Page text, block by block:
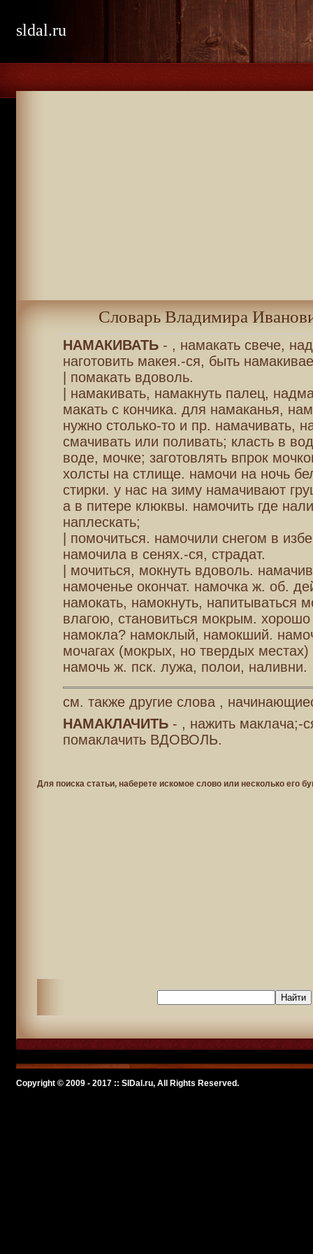
sldal.ru
Словарь Владимира
НАМАКИВАТЬ- , намакать свече,
наготовить макея.-ся, быть
| помакать вдоволь.
| намакивать, намакнуть палец,
макать с кончика. для намаканья,
нужно столько-то и пр. намачивать,
смачивать или поливать; класть в
воде, мочке; заготовлять впрок
холсты на стлище. намочи на ночь
стирки. у нас на зиму намачивают
а в питере клюквы. намочить где
наплескать;
| помочиться. намочили снегом в
намочила в сенях.-ся, страдат.
| мочиться, мокнуть вдоволь.
намоченье окончат. намочка ж. об.
намокать, намокнуть, напитываться
влагою, становиться мокрым.
намокла? намоклый, намокший.
мочагах (мокрых, но твердых
намочь ж. пск. лужа, полои, наливни.
см. также другие слова ,
НАМАКЛАЧИТЬ- , нажить маклача;-
помаклачить ВДОВОЛЬ.
Для поиска статьи, наберете искомое слово или несколько его
Copyright © 2009 - 2017 :: SlDal.ru, All Rights Reserved.